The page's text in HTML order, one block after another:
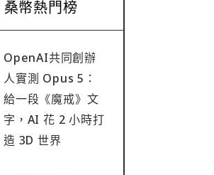
桑幣熱門榜
OpenAI共同創辦
人實測 Opus 5：
給一段《魔戒》文
字，AI 花 2 小時打
造 3D 世界